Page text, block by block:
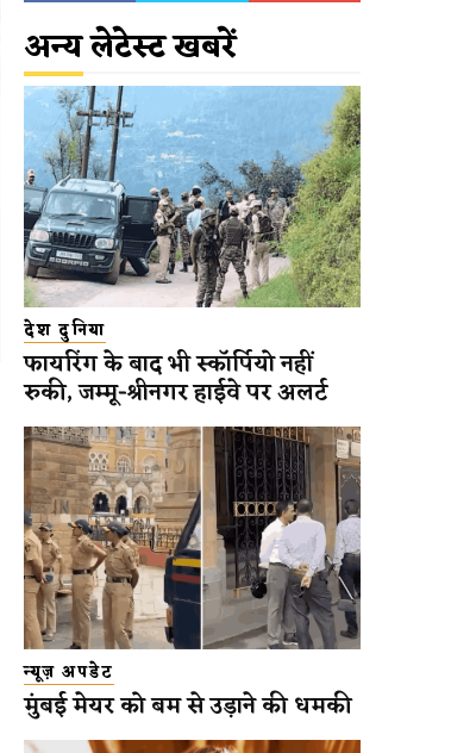
अन्य लेटेस्ट खबरें
देश दुनिया
फायरिंग के बाद भी स्कॉर्पियो नहीं
रुकी, जम्मू-श्रीनगर हाईवे पर अलर्ट
न्यूज़ अपडेट
मुंबई मेयर को बम से उड़ाने की धमकी